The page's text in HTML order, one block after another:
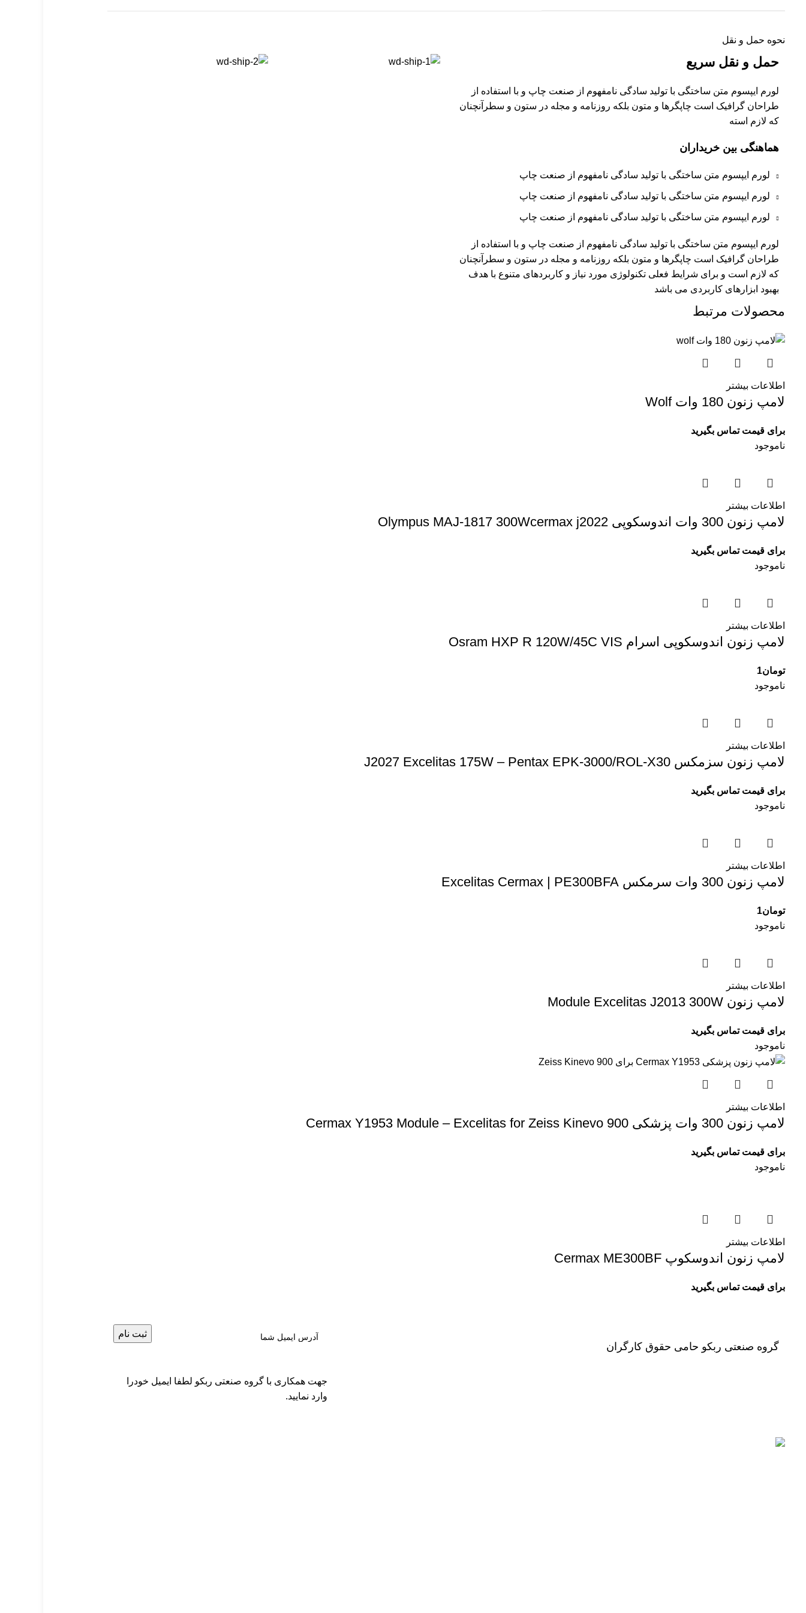
نحوه حمل و نقل
حمل و نقل سریع
لورم ایپسوم متن ساختگی با تولید سادگی نامفهوم از صنعت چاپ و با استفاده از
طراحان گرافیک است چاپگرها و متون بلکه روزنامه و مجله در ستون و سطرآنچنان
که لازم استه
هماهنگی بین خریداران
لورم ایپسوم متن ساختگی با تولید سادگی نامفهوم از صنعت چاپ
لورم ایپسوم متن ساختگی با تولید سادگی نامفهوم از صنعت چاپ
لورم ایپسوم متن ساختگی با تولید سادگی نامفهوم از صنعت چاپ
لورم ایپسوم متن ساختگی با تولید سادگی نامفهوم از صنعت چاپ و با استفاده از
طراحان گرافیک است چاپگرها و متون بلکه روزنامه و مجله در ستون و سطرآنچنان
که لازم است و برای شرایط فعلی تکنولوژی مورد نیاز و کاربردهای متنوع با هدف
بهبود ابزارهای کاربردی می باشد
محصولات مرتبط
اطلاعات بیشتر
لامپ زنون 180 وات Wolf
برای قیمت تماس بگیرید
ناموجود
اطلاعات بیشتر
لامپ زنون 300 وات اندوسکوپی Olympus MAJ-1817 300Wcermax j2022
برای قیمت تماس بگیرید
ناموجود
اطلاعات بیشتر
لامپ زنون اندوسکوپی اسرام Osram HXP R 120W/45C VIS
تومان1
ناموجود
اطلاعات بیشتر
لامپ زنون سزمکس J2027 Excelitas 175W – Pentax EPK-3000/ROL-X30
برای قیمت تماس بگیرید
ناموجود
اطلاعات بیشتر
لامپ زنون 300 وات سرمکس Excelitas Cermax | PE300BFA
تومان1
ناموجود
اطلاعات بیشتر
لامپ زنون Module Excelitas J2013 300W
برای قیمت تماس بگیرید
ناموجود
اطلاعات بیشتر
لامپ زنون 300 وات پزشکی Cermax Y1953 Module – Excelitas for Zeiss Kinevo 900
برای قیمت تماس بگیرید
ناموجود
اطلاعات بیشتر
لامپ زنون اندوسکوپ Cermax ME300BF
برای قیمت تماس بگیرید
گروه صنعتی ربکو حامی حقوق کارگران
جهت همکاری با گروه صنعتی ربکو لطفا ایمیل خودرا
وارد نمایید.